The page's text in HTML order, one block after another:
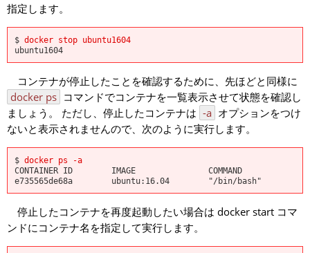
指定します。
$ docker stop ubuntu1604
ubuntu1604
コンテナが停止したことを確認するために、先ほどと同様に
docker ps コマンドでコンテナを一覧表示させて状態を確認し
ましょう。 ただし、停止したコンテナは -a オプションをつけ
ないと表示されませんので、次のように実行します。
$ docker ps -a
CONTAINER ID IMAGE
e735565de68a ubuntu:16.04 "/bin/bash" 2
停止したコンテナを再度起動したい場合は docker start コマ
ンドにコンテナ名を指定して実行します。